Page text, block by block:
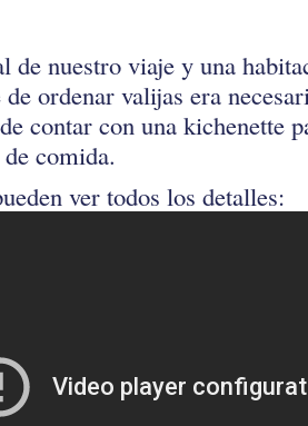
de nuestro viaje y una
ordenar valijas era
contar con una kichenette
comida.
ver todos los detalles: